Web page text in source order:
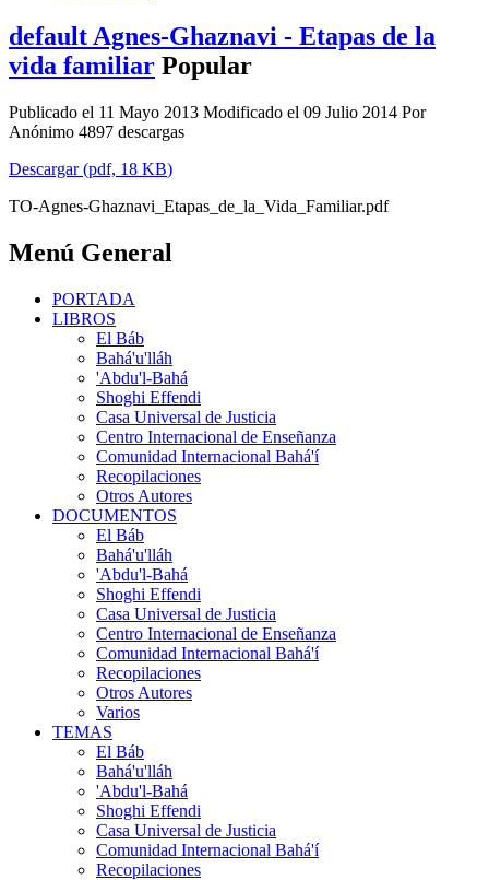
default Agnes-Ghaznavi - Etapas de la
vida familiar Popular
Publicado el 11 Mayo 2013 Modificado el 09 Julio 2014 Por
Anónimo 4897 descargas
Descargar(pdf, 18 KB)
TO-Agnes-Ghaznavi_Etapas_de_la_Vida_Familiar.pdf
Menú General
PORTADA
LIBROS
El Báb
Bahá'u'lláh
'Abdu'l-Bahá
Shoghi Effendi
Casa Universal de Justicia
Centro Internacional de Enseñanza
Comunidad Internacional Bahá'í
Recopilaciones
Otros Autores
DOCUMENTOS
El Báb
Bahá'u'lláh
'Abdu'l-Bahá
Shoghi Effendi
Casa Universal de Justicia
Centro Internacional de Enseñanza
Comunidad Internacional Bahá'í
Recopilaciones
Otros Autores
Varios
TEMAS
El Báb
Bahá'u'lláh
'Abdu'l-Bahá
Shoghi Effendi
Casa Universal de Justicia
Comunidad Internacional Bahá'í
Recopilaciones